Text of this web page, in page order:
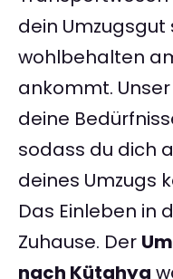
dein Umzugsgut
wohlbehalten
ankommt.
deine
sodass du dich
deines Umzugs
Das Einleben in
Zuhause. Der
nach Kütahya